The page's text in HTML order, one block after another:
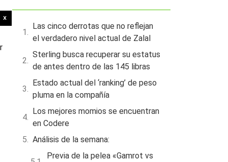
X
Las cinco derrotas que no reflejan
el verdadero nivel actual de Zalal
Sterling busca recuperar su estatus
de antes dentro de las 145 libras
Estado actual del ‘ranking’ de peso
pluma en la compañía
Los mejores momios se encuentran
en Codere
Análisis de la semana:
Previa de la pelea «Gamrot vs